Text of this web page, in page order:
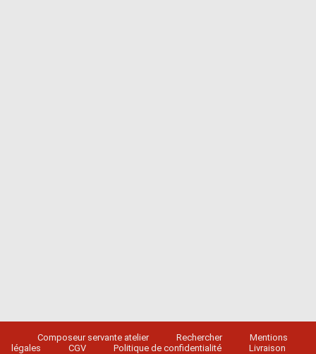
Composeur servante atelier Rechercher
Mentions
légales
CGV Politique de confidentialité Livraison